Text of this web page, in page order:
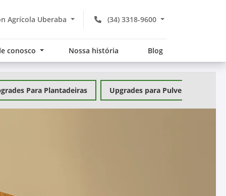
(34) 3318-9600
Agrícola Uberaba
conosco Nossa história Blog
Para Plantadeiras Upgrades para Pulverizadores